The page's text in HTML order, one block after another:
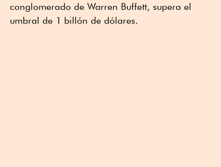
conglomerado de Warren Buffett, supera el
umbral de 1 billón de dólares.